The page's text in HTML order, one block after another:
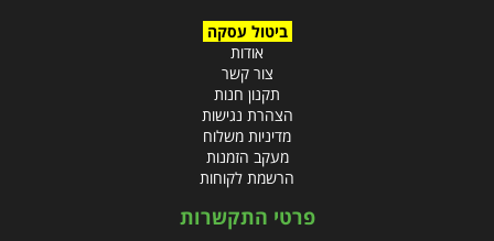
ביטול עסקה
אודות
צור קשר
תקנון חנות
הצהרת נגישות
מדיניות משלוח
מעקב הזמנות
הרשמת לקוחות
פרטי התקשרות